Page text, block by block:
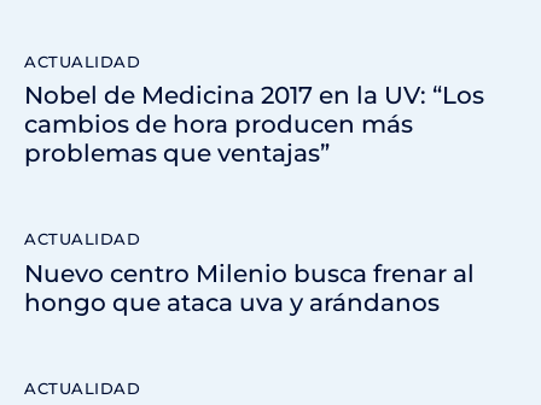
ACTUALIDAD
Nobel de Medicina 2017 en la UV: “Los
cambios de hora producen más
problemas que ventajas”
ACTUALIDAD
Nuevo centro Milenio busca frenar al
hongo que ataca uva y arándanos
ACTUALIDAD